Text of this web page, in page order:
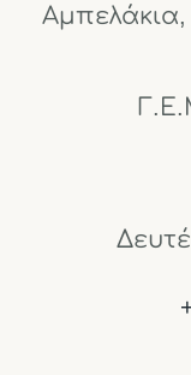
Αμπελάκια,